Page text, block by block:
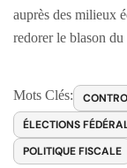
auprès des milieux
redorer le blason du
Mots Clés:
ÉLECTIONS
POLITIQUE FISCALE